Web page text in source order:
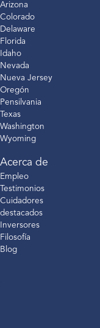
Arizona
Colorado
Delaware
Florida
Idaho
Nevada
Nueva Jersey
Oregón
Pensilvania
Texas
Washington
Wyoming
Acerca de
Empleo
Testimonios
Cuidadores
destacados
Inversores
Filosofía
Blog